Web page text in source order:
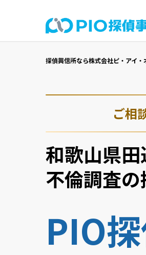
探偵興信所なら株式会社ピ・アイ・
ご相
和歌山県田
不倫調査
PIO